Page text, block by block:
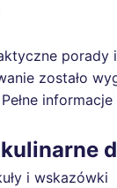
porady
zostało
i wskazówki